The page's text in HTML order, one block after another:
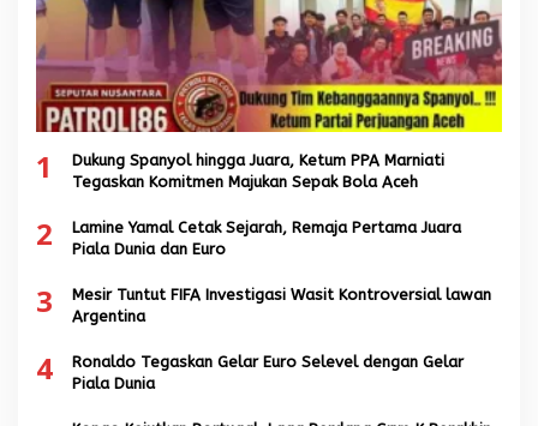
1
Dukung Spanyol hingga Juara, Ketum PPA Marniati
Tegaskan Komitmen Majukan Sepak Bola Aceh
2
Lamine Yamal Cetak Sejarah, Remaja Pertama Juara
Piala Dunia dan Euro
3
Mesir Tuntut FIFA Investigasi Wasit Kontroversial lawan
Argentina
4
Ronaldo Tegaskan Gelar Euro Selevel dengan Gelar
Piala Dunia